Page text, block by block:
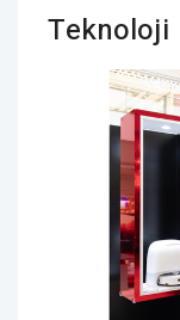
Teknoloji